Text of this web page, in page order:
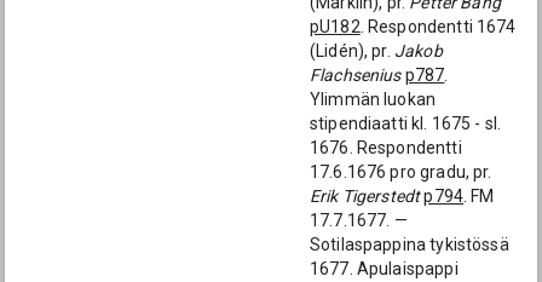
pU182 . Respondentti 1674
(Lidén), pr. Jakob
Flachsenius p787
Ylimmän luokan
stipendiaatti kl. 1675 - sl.
1676. Respondentti
17.6.1676 pro gradu, pr.
Erik Tigerstedtp794 . FM
17.7.1677. —
Sotilaspappina tykistössä
1677. Apulaispappi